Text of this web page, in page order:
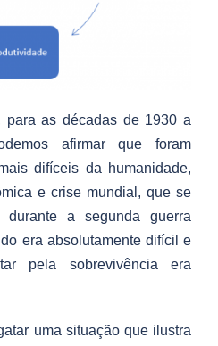
para as décadas de 1930 a
afirmar que foram
difíceis da humanidade,
e crise mundial, que se
durante a segunda guerra
era absolutamente difícil e
pela sobrevivência era
uma situação que ilustra